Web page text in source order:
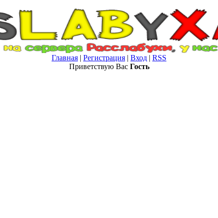
Главная | Регистрация | Вход | RSS
Приветствую Вас Гость